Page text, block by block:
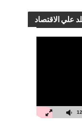
علي الاقتصاد